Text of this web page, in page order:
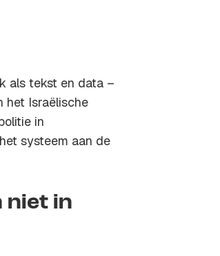
als tekst en data –
het Israëlische
in
systeem aan de
niet in